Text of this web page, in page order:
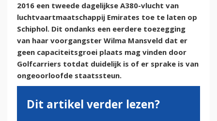
2016 een tweede dagelijkse A380-vlucht van
luchtvaartmaatschappij Emirates toe te laten op
Schiphol. Dit ondanks een eerdere toezegging
van haar voorgangster Wilma Mansveld dat er
geen capaciteitsgroei plaats mag vinden door
Golfcarriers totdat duidelijk is of er sprake is van
ongeoorloofde staatssteun.
Dit artikel verder lezen?